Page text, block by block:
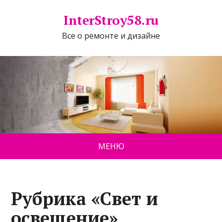
InterStroy58.ru
Все о ремонте и дизайне
МЕНЮ
Рубрика «Свет и